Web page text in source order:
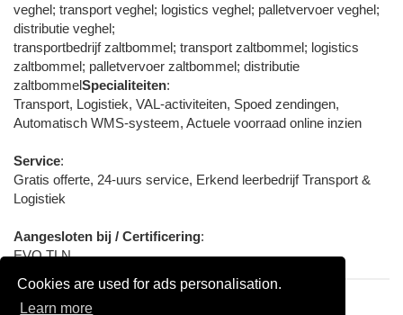
Cookies are used for ads personalisation.
Learn more
veghel; transport veghel; logistics veghel; palletvervoer veghel;
distributie veghel;
transportbedrijf zaltbommel; transport zaltbommel; logistics
zaltbommel; palletvervoer zaltbommel; distributie
zaltbommelSpecialiteiten:
Transport, Logistiek, VAL-activiteiten, Spoed zendingen,
Automatisch WMS-systeem, Actuele voorraad online inzien
Service:
Gratis offerte, 24-uurs service, Erkend leerbedrijf Transport &
Logistiek
Aangesloten bij / Certificering:
EVO TLN